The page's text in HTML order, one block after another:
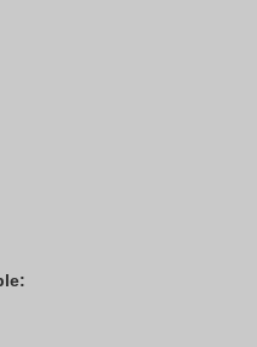
Доверьте это дело
как новый.